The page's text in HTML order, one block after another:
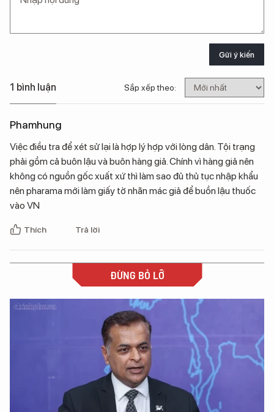
Gửi ý kiến
1 bình luận Sắp xếp theo:
Phamhung
Việc điều tra để xét sử lại là hợp lý hợp với lòng dân. Tội trạng
phải gồm cả buôn lậu và buôn hàng giả. Chính vì hàng giả nên
không có nguồn gốc xuất xứ thì làm sao đủ thủ tục nhập khẩu
nên pharama mới làm giấy tờ nhãn mác giả để buồn lậu thuốc
vào VN
Thích Trả lời
ĐỪNG BỎ LỠ